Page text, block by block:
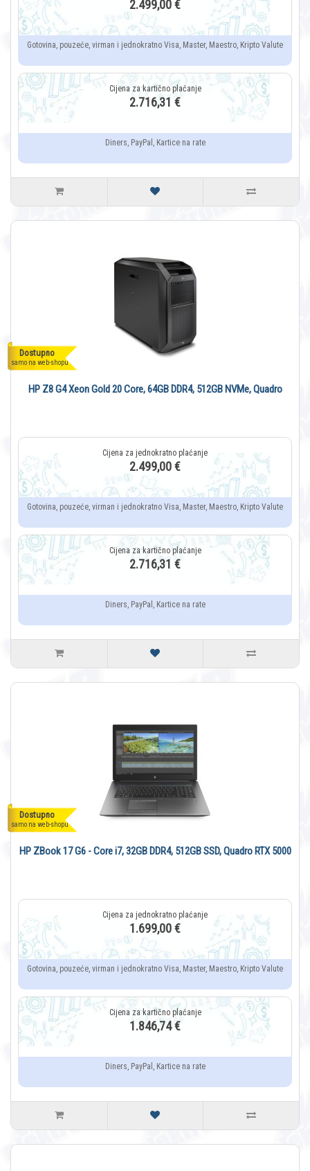
2.499,00 €
Gotovina, pouzeće, virman i jednokratno Visa, Master, Maestro, Kripto Valute
2.716,31 €
Diners, PayPal, Kartice na rate
Dostupno
samo na web-shopu
HP Z8 G4 Xeon Gold 20 Core, 64GB DDR4, 512GB NVMe, Quadro
2.499,00 €
Gotovina, pouzeće, virman i jednokratno Visa, Master, Maestro, Kripto Valute
2.716,31 €
Diners, PayPal, Kartice na rate
Dostupno
samo na web-shopu
HP ZBook 17 G6 - Core i7, 32GB DDR4, 512GB SSD, Quadro RTX 5000
1.699,00 €
Gotovina, pouzeće, virman i jednokratno Visa, Master, Maestro, Kripto Valute
1.846,74 €
Diners, PayPal, Kartice na rate